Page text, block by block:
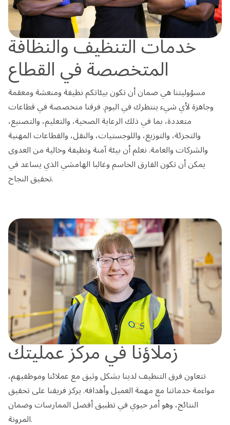
خدمات التنظيف والنظافة
المتخصصة في القطاع
مسؤوليتنا هي ضمان أن تكون بيئاتكم نظيفة ومنعشة ومعقمة
وجاهزة لأي شيء ينتظرك في اليوم. فرقنا متخصصة في قطاعات
متعددة، بما في ذلك الرعاية الصحية، والتعليم، والتصنيع،
والتجزئة، والتوزيع، واللوجستيات، والنقل، والقطاعات المهنية
والشركات والعامة. نعلم أن بيئة آمنة ونظيفة وخالية من العدوى
يمكن أن تكون الفارق الحاسم وغالبا الهامشي الذي يساعد في
تحقيق النجاح.
زملاؤنا في مركز عمليتك
تتعاون فرق التنظيف لدينا بشكل وثيق مع عملائنا وموظفيهم،
مواءمة خدماتنا مع مهمة العميل وأهدافه. يركز فريقنا على تحقيق
النتائج، وهو أمر حيوي في تطبيق أفضل الممارسات وضمان
المرونة.